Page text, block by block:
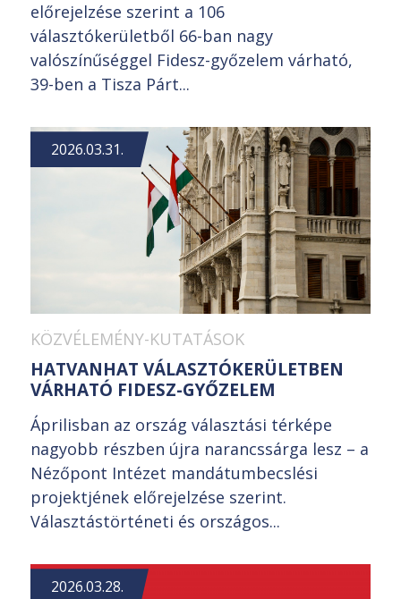
előrejelzése szerint a 106
választókerületből 66-ban nagy
valószínűséggel Fidesz-győzelem várható,
39-ben a Tisza Párt...
2026.03.31.
KÖZVÉLEMÉNY-KUTATÁSOK
HATVANHAT VÁLASZTÓKERÜLETBEN
VÁRHATÓ FIDESZ-GYŐZELEM
Áprilisban az ország választási térképe
nagyobb részben újra narancssárga lesz – a
Nézőpont Intézet mandátumbecslési
projektjének előrejelzése szerint.
Választástörténeti és országos...
2026.03.28.